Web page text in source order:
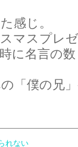
感じ。
マスプレ
に名言の
「僕の兄
れない